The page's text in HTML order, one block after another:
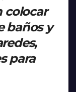
colocar
baños y
para